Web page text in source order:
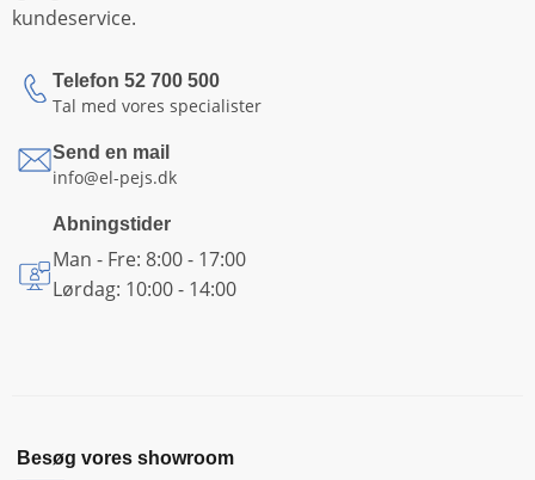
kundeservice.
Telefon 52 700 500
Tal med vores specialister
Send en mail
info@el-pejs.dk
Abningstider
Man - Fre: 8:00 - 17:00
Lørdag: 10:00 - 14:00
Besøg vores showroom